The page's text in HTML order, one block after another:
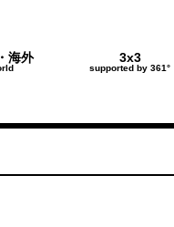
海外 3x3
supported by 361°